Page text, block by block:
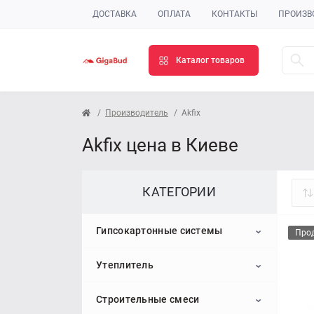
ДОСТАВКА ОПЛАТА КОНТАКТЫ
Каталог товаров
Производитель Akfix
Akfix цена в Киеве
КАТЕГОРИИ
Гипсокартонные системы
Гипсокартон
Потолочный гипсокартон
Профиль для гипсокартона
Утеплитель
Пенопласт
Строительные смеси